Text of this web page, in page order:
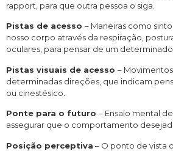
rapport, para que outra pessoa o siga.
Pistas de acesso – Maneiras como
nosso corpo através da respiração,
oculares, para pensar de um
Pistas visuais de acesso –
determinadas direções, que indicam
ou cinestésico.
Ponte para o futuro – Ensaio mental
assegurar que o comportamento
Posição perceptiva – O ponto de vista